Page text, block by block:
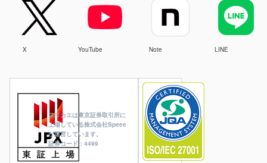
ヌリカエは東京証券取引所に
上場している株式会社Speee
が運営しています。
証券コード：4499
X YouTube Note LINE